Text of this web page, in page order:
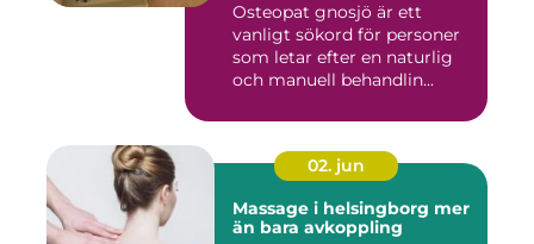
Osteopat gnosjö är ett
vanligt sökord för personer
som letar efter en naturlig
och manuell behandlin...
02. jun
Massage i helsingborg mer
än bara avkoppling